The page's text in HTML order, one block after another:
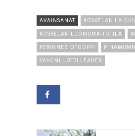
AVAINSANAT KOSKELAN LAIDUN
KOSKELAN LUOMUMAITOTILA
PERINNEBIOTOOPPI
SAVONLUOTSI LEADER